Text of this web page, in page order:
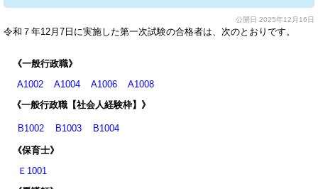
公開日 2025年12月16日
令和７年12月7日に実施した第一次試験の合格者は、次のとおりです。
《一般行政職》
A1002 A1004 A1006 A1008
《一般行政職【社会人経験枠】》
B1002 B1003 B1004
《保育士》
Ｅ1001